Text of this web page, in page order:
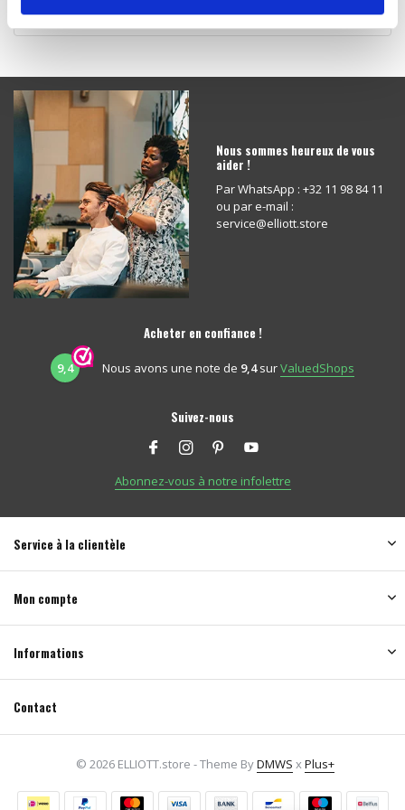
Nous sommes heureux de vous
aider !
Par WhatsApp : +32 11 98 84 11
ou par e-mail :
service@elliott.store
Acheter en confiance !
9,4 Nous avons une note de 9,4surValuedShops
Suivez-nous
Abonnez-vous à notre infolettre
Service à la clientèle
Mon compte
Informations
Contact
© 2026 ELLIOTT.store - Theme ByDMWS xPlus+